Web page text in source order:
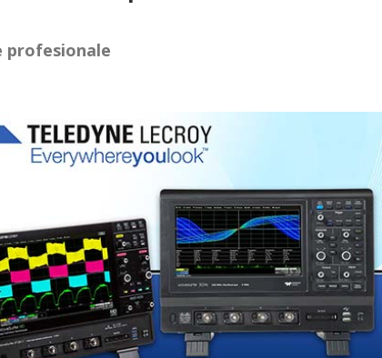
profesionale